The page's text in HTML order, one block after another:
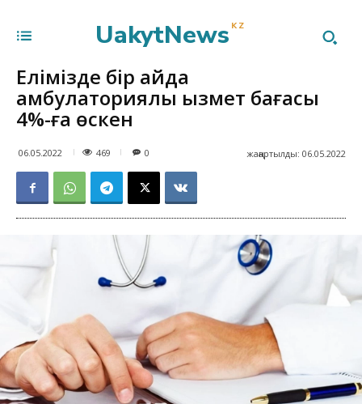
UakytNews KZ
Елімізде бір айда
амбулаториялық қызмет бағасы
4%-ға өскен
06.05.2022 469 жаңартылды: 06.05.2022
0